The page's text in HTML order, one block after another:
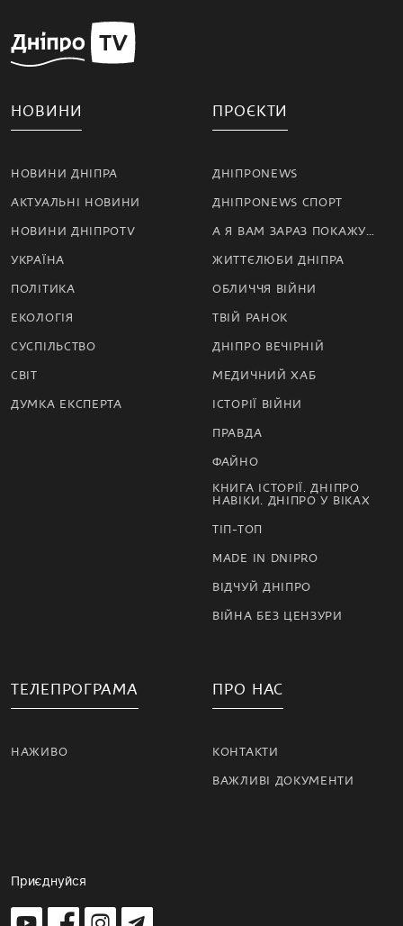
НОВИНИ
НОВИНИ ДНІПРА
АКТУАЛЬНІ НОВИНИ
НОВИНИ ДНІПРОTV
УКРАЇНА
ПОЛІТИКА
ЕКОЛОГІЯ
СУСПІЛЬСТВО
СВІТ
ДУМКА ЕКСПЕРТА
ПРОЄКТИ
ДНІПРОNEWS
ДНІПРОNEWS СПОРТ
А Я ВАМ ЗАРАЗ ПОКАЖУ…
ЖИТТЄЛЮБИ ДНІПРА
ОБЛИЧЧЯ ВІЙНИ
ТВІЙ РАНОК
ДНІПРО ВЕЧІРНІЙ
МЕДИЧНИЙ ХАБ
ІСТОРІЇ ВІЙНИ
ПРАВДА
ФАЙНО
КНИГА ІСТОРІЇ. ДНІПРО
НАВІКИ. ДНІПРО У ВІКАХ
ТІП-ТОП
MADE IN DNIPRO
ВІДЧУЙ ДНІПРО
ВІЙНА БЕЗ ЦЕНЗУРИ
ТЕЛЕПРОГРАМА
НАЖИВО
ПРО НАС
КОНТАКТИ
ВАЖЛИВІ ДОКУМЕНТИ
Приєднуйся